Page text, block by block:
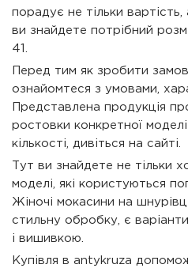
порадує не тільки
ви знайдете потрібний
41.
Перед тим як зробити
ознайомтеся з умовами,
Представлена ​​продукція
ростовки конкретної моделі
кількості, дивіться на сайті.
Тут ви знайдете не тільки
моделі, які користуються
Жіночі мокасини на
стильну обробку, є
і вишивкою.
Купівля в antykruza